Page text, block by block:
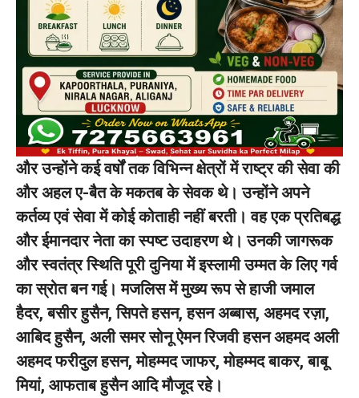
और उन्होंने कई वर्षों तक विभिन्न क्षेत्रों में राष्ट्र की सेवा की
और अहल ए-बैत के मकतब के सेवक थे। उन्होंने अपने
कर्तव्य एवं सेवा में कोई कोताही नहीं बरती। वह एक प्रतिबद्ध
और ईमानदार नेता का स्पष्ट उदाहरण थे। उनकी जागरूक
और स्वतंत्र स्थिति पूरी दुनिया में इस्लामी उम्मत के लिए गर्व
का स्रोत बन गई। मजलिस में मुख्य रूप से हाजी जमाल
हैदर, बसीर हुसैन, सिपते हसन, हसन अब्बास, अहमद रज़ा,
आबिद हुसैन, अली समर सोनू ऐमन रिजवी हसन अहमद अली
अहमद फरीदुल हसन, मोहम्मद जाफर, मोहम्मद बाकर, बाबू
मियां, आफताब हुसैन आदि मौजूद रहे।